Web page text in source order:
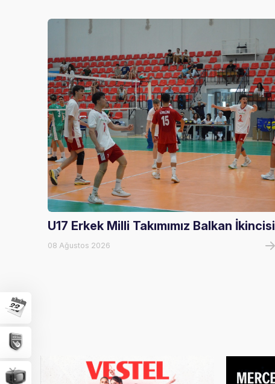
U17 Erkek Milli Takımımız Balkan İkincisi
08 Ağustos 2026